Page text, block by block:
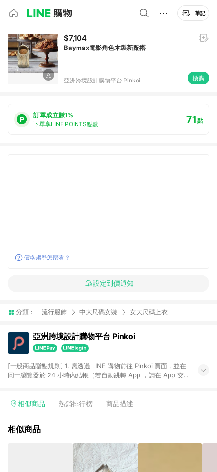
筆記
$7,104
Baymax電影角色木製新配搭
亞洲跨境設計購物平台 Pinkoi 搶購
訂單成立賺1%
下單享LINE POINTS點數 71點
價格趨勢怎麼看？
設定到價通知
分類： 流行服飾 中大尺碼女裝 女大尺碼上衣
亞洲跨境設計購物平台 Pinkoi
[一般商品贈點規則] 1. 需透過 LINE 購物前往 Pinkoi 頁面，並在
同一瀏覽器於 24 小時內結帳（若自動跳轉 App ，請在 App 交
回饋訂單不得享有 Pinkoi 站方優惠，例如首購優惠，P coins，
行為，不具贈點資格，部分退款不在此限。 6. APP 請更新至
貨後 45 天後發送。 8. 群眾募資商品，禮物卡，開館保證金，補
運費，攤位費等不具贈點資格。 9. LINE 購物站上之商品規格、
顏色、價位、贈品如與 Pinkoi 商品資訊頁及購物車不符，以
相似商品 熱銷排行榜 商品描述
相似商品